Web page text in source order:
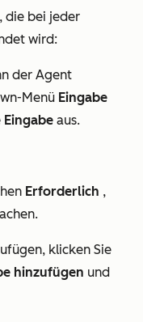
die bei jeder
wird:
der Agent
Menü Eingabe
Eingabe aus.
Erforderlich ,
klicken Sie
hinzufügen und